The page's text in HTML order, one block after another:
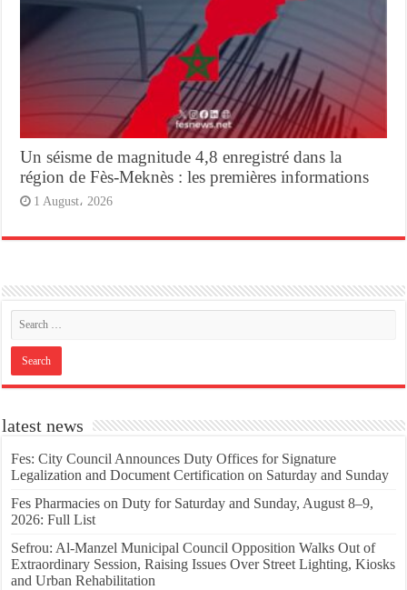
Un séisme de magnitude 4,8 enregistré dans la
région de Fès-Meknès : les premières informations
1 August، 2026
latest news
Fes: City Council Announces Duty Offices for Signature
Legalization and Document Certification on Saturday and Sunday
Fes Pharmacies on Duty for Saturday and Sunday, August 8–9,
2026: Full List
Sefrou: Al-Manzel Municipal Council Opposition Walks Out of
Extraordinary Session, Raising Issues Over Street Lighting, Kiosks
and Urban Rehabilitation